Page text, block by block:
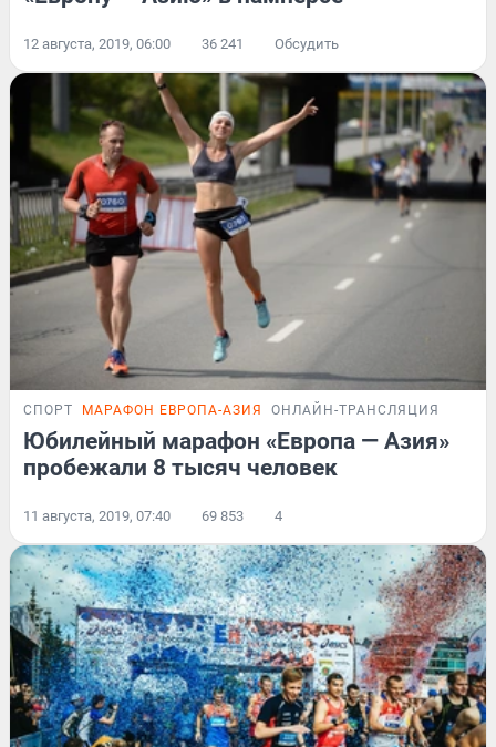
12 августа, 2019, 06:00 36 241 Обсудить
СПОРТ МАРАФОН ЕВРОПА-АЗИЯ ОНЛАЙН-ТРАНСЛЯЦИЯ
Юбилейный марафон «Европа — Азия»
пробежали 8 тысяч человек
11 августа, 2019, 07:40 69 853 4